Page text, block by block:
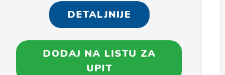
DETALJNIJE
DODAJ NA LISTU ZA
UPIT